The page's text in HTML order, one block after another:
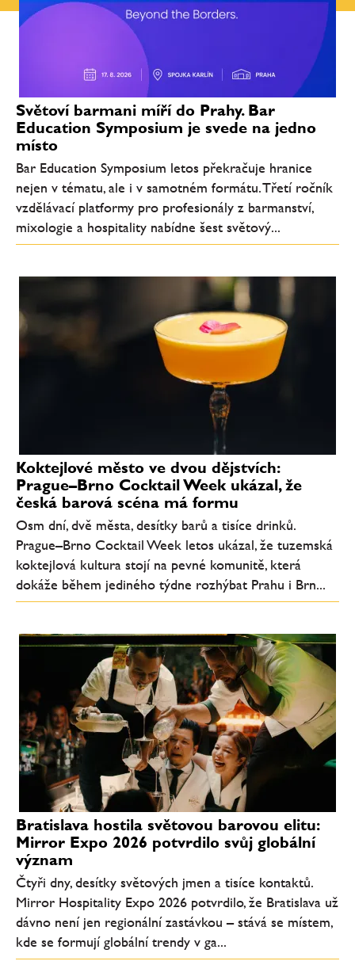
Světoví barmani míří do Prahy. Bar
Education Symposium je svede na jedno
místo
Bar Education Symposium letos překračuje hranice
nejen v tématu, ale i v samotném formátu. Třetí ročník
vzdělávací platformy pro profesionály z barmanství,
mixologie a hospitality nabídne šest světový...
Koktejlové město ve dvou dějstvích:
Prague–Brno Cocktail Week ukázal, že
česká barová scéna má formu
Osm dní, dvě města, desítky barů a tisíce drinků.
Prague–Brno Cocktail Week letos ukázal, že tuzemská
koktejlová kultura stojí na pevné komunitě, která
dokáže během jediného týdne rozhýbat Prahu i Brn...
Bratislava hostila světovou barovou elitu:
Mirror Expo 2026 potvrdilo svůj globální
význam
Čtyři dny, desítky světových jmen a tisíce kontaktů.
Mirror Hospitality Expo 2026 potvrdilo, že Bratislava už
dávno není jen regionální zastávkou – stává se místem,
kde se formují globální trendy v ga...